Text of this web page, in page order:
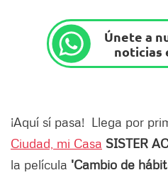
Únete a
noticias
¡Aquí sí pasa! Llega por
Ciudad, mi Casa SISTER
la película 'Cambio de